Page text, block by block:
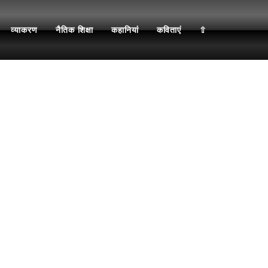
व्याकरण नैतिक शिक्षा कहानियां कविताएं ⇧